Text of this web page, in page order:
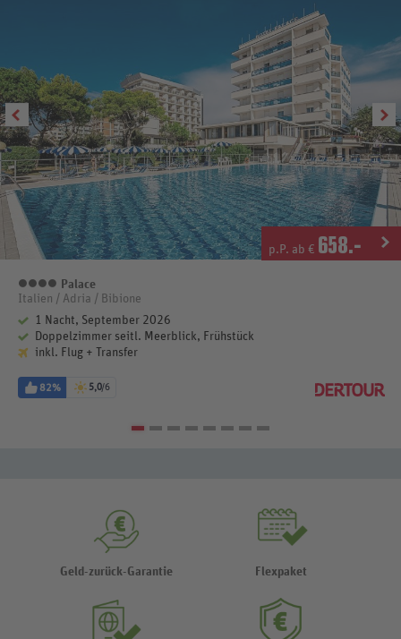
p.P. ab € 658.-
4 Sterne
Palace
Italien / Adria / Bibione
1 Nacht, September 2026
Doppelzimmer seitl. Meerblick, Frühstück
inkl. Flug + Transfer
82% 5,0/6
Geld-zurück-Garantie Flexpaket